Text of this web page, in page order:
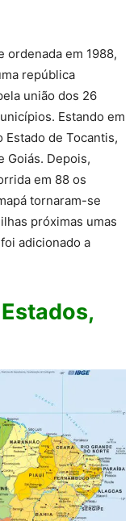
ordenada em 1988,
república
união dos 26
Estando em
de Tocantis,
Goiás. Depois,
em 88 os
tornaram-se
próximas umas
adicionado a